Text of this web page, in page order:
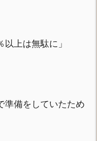
以上は無駄に」
準備をしていたため